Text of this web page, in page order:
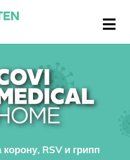
RSV и грипп